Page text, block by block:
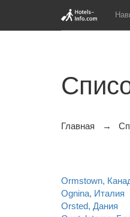
Главная
Ormstown,
Ognina, Италия
Orsted, Дания